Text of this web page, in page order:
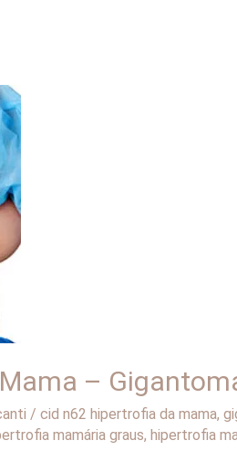
–
/ cid n62 hipertrofia da mama,
mamária graus, hipertrofia